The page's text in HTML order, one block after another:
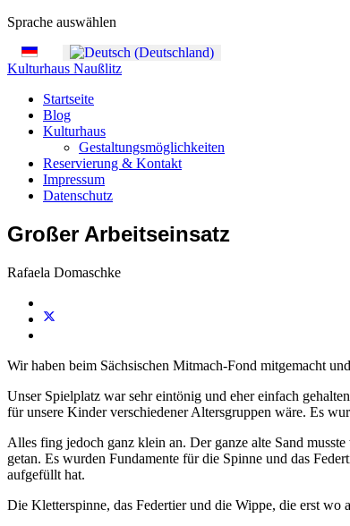
Sprache auswählen
Kulturhaus Naußlitz
Startseite
Blog
Kulturhaus
Gestaltungsmöglichkeiten
Reservierung & Kontakt
Impressum
Datenschutz
Großer Arbeitseinsatz
Rafaela Domaschke
Wir haben beim Sächsischen Mitmach-Fond mitgemacht
Unser Spielplatz war sehr eintönig und eher einfach
für unsere Kinder verschiedener Altersgruppen wäre. Es
Alles fing jedoch ganz klein an. Der ganze alte Sand
getan. Es wurden Fundamente für die Spinne und das
aufgefüllt hat.
Die Kletterspinne, das Federtier und die Wippe, die erst wo